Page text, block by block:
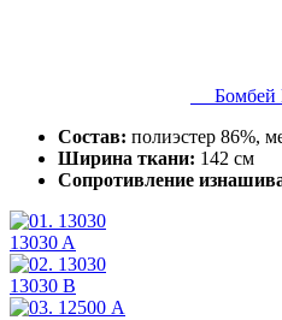
Бомбей
Состав: полиэстер 86%,
Ширина ткани: 142 см
Сопротивление
13030 A
13030 B